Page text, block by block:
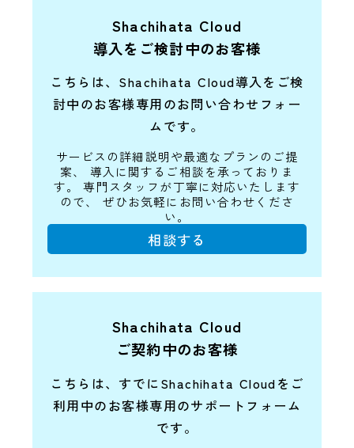
Shachihata Cloud
導入をご検討中のお客様
こちらは、Shachihata Cloud導入をご検
討中のお客様専用のお問い合わせフォー
ムです。
サービスの詳細説明や最適なプランのご提
案、
導入に関するご相談を承っておりま
す。
専門スタッフが丁寧に対応いたします
ので、
ぜひお気軽にお問い合わせくださ
い。
相談する
Shachihata Cloud
ご契約中のお客様
こちらは、すでにShachihata Cloudをご
利用中のお客様専用のサポートフォーム
です。